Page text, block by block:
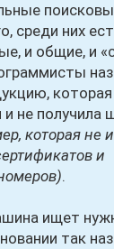
среди них
и общие, и
не получила
которая не
и
.
ищет
так